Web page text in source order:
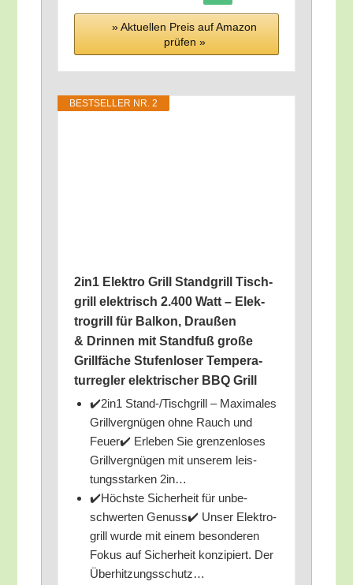
» Aktu­el­len Preis auf Ama­zon
prü­fen »
BEST­SEL­LER NR. 2
2in1 Elek­tro Grill Stand­grill Tisch­
grill elek­trisch 2.400 Watt – Elek­
tro­grill für Bal­kon, Drau­ßen
& Drin­nen mit Stand­fuß gro­ße
Grill­fä­che Stu­fen­lo­ser Tem­pe­ra­
tur­reg­ler elek­tri­scher BBQ Grill
✔️2in1 Stand-/Tisch­grill – Maxi­ma­les
Grill­ver­gnü­gen ohne Rauch und
Feu­er✔️ Erle­ben Sie gren­zen­lo­ses
Grill­ver­gnü­gen mit unse­rem leis­
tungs­star­ken 2in…
✔️Höchs­te Sicher­heit für unbe­
schwer­ten Genuss✔️ Unser Elek­tro­
grill wur­de mit einem beson­de­ren
Fokus auf Sicher­heit kon­zi­piert. Der
Überhitzungsschutz…